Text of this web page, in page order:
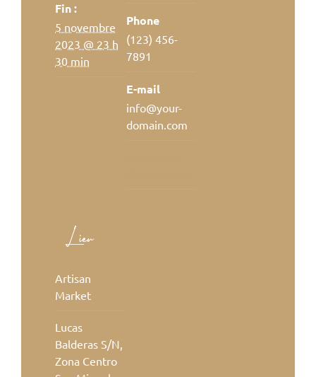
Fin :
5 novembre
2023 @ 23 h
30 min
Phone
(123) 456-
7891
E-mail
info@your-
domain.com
Lieu
Artisan
Market
Lucas
Balderas S/N,
Zona Centro